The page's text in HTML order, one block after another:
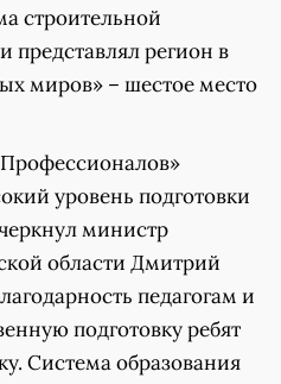
строительной
представлял регион в
миров» – шестое место
уровень подготовки
министр
области Дмитрий
педагогам и
подготовку ребят
Система образования